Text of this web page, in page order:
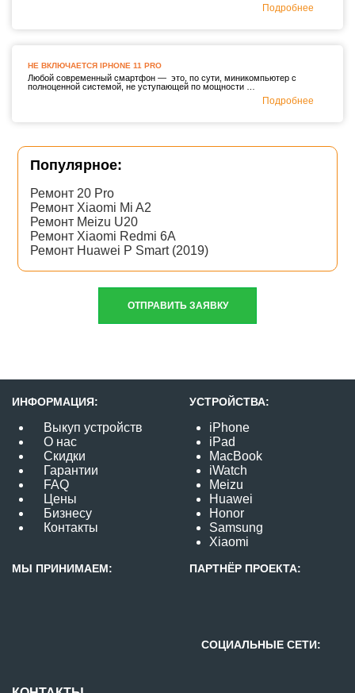
Подробнее
НЕ ВКЛЮЧАЕТСЯ IPHONE 11 PRO
Любой современный смартфон — это, по сути, миникомпьютер с
полноценной системой, не уступающей по мощности …
Подробнее
Популярное:
Ремонт 20 Pro
Ремонт Xiaomi Mi A2
Ремонт Meizu U20
Ремонт Xiaomi Redmi 6A
Ремонт Huawei P Smart (2019)
ОТПРАВИТЬ ЗАЯВКУ
МЫ ПРИНИМАЕМ:
ИНФОРМАЦИЯ:
Выкуп устройств
О нас
Скидки
Гарантии
FAQ
Цены
Бизнесу
Контакты
УСТРОЙСТВА:
iPhone
iPad
MacBook
iWatch
Meizu
Huawei
Honor
Samsung
Xiaomi
ПАРТНЁР ПРОЕКТА:
СОЦИАЛЬНЫЕ СЕТИ: